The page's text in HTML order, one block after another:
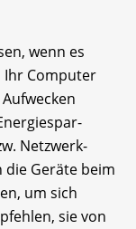
wenn es
Ihr Computer
Netzwerk-
Geräte beim
um sich
sie von